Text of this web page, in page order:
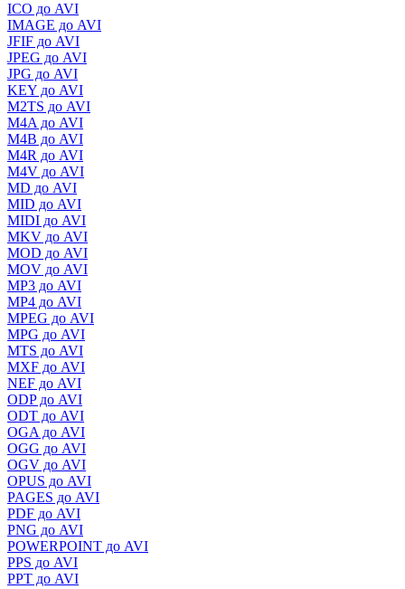
ICO до AVI
IMAGE до AVI
JFIF до AVI
JPEG до AVI
JPG до AVI
KEY до AVI
M2TS до AVI
M4A до AVI
M4B до AVI
M4R до AVI
M4V до AVI
MD до AVI
MID до AVI
MIDI до AVI
MKV до AVI
MOD до AVI
MOV до AVI
MP3 до AVI
MP4 до AVI
MPEG до AVI
MPG до AVI
MTS до AVI
MXF до AVI
NEF до AVI
ODP до AVI
ODT до AVI
OGA до AVI
OGG до AVI
OGV до AVI
OPUS до AVI
PAGES до AVI
PDF до AVI
PNG до AVI
POWERPOINT до AVI
PPS до AVI
PPT до AVI